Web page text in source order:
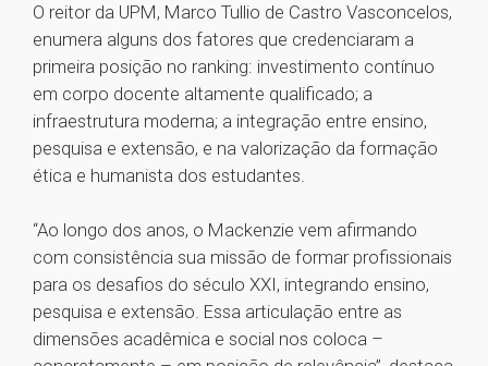
O reitor da UPM, Marco Tullio de Castro Vasconcelos,
enumera alguns dos fatores que credenciaram a
primeira posição no ranking: investimento contínuo
em corpo docente altamente qualificado; a
infraestrutura moderna; a integração entre ensino,
pesquisa e extensão, e na valorização da formação
ética e humanista dos estudantes.
“Ao longo dos anos, o Mackenzie vem afirmando
com consistência sua missão de formar profissionais
para os desafios do século XXI, integrando ensino,
pesquisa e extensão. Essa articulação entre as
dimensões acadêmica e social nos coloca –